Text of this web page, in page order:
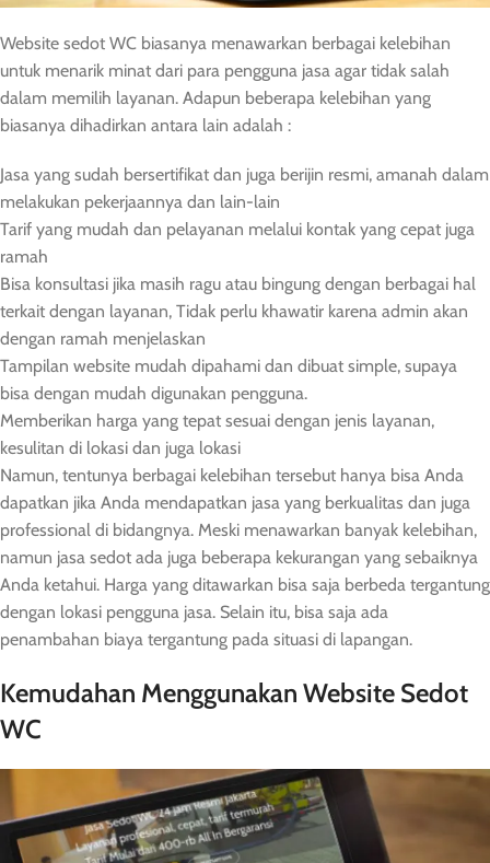
Website sedot WC biasanya menawarkan berbagai kelebihan
untuk menarik minat dari para pengguna jasa agar tidak salah
dalam memilih layanan. Adapun beberapa kelebihan yang
biasanya dihadirkan antara lain adalah :
Jasa yang sudah bersertifikat dan juga berijin resmi, amanah dalam
melakukan pekerjaannya dan lain-lain
Tarif yang mudah dan pelayanan melalui kontak yang cepat juga
ramah
Bisa konsultasi jika masih ragu atau bingung dengan berbagai hal
terkait dengan layanan, Tidak perlu khawatir karena admin akan
dengan ramah menjelaskan
Tampilan website mudah dipahami dan dibuat simple, supaya
bisa dengan mudah digunakan pengguna.
Memberikan harga yang tepat sesuai dengan jenis layanan,
kesulitan di lokasi dan juga lokasi
Namun, tentunya berbagai kelebihan tersebut hanya bisa Anda
dapatkan jika Anda mendapatkan jasa yang berkualitas dan juga
professional di bidangnya. Meski menawarkan banyak kelebihan,
namun jasa sedot ada juga beberapa kekurangan yang sebaiknya
Anda ketahui. Harga yang ditawarkan bisa saja berbeda tergantung
dengan lokasi pengguna jasa. Selain itu, bisa saja ada
penambahan biaya tergantung pada situasi di lapangan.
Kemudahan Menggunakan Website Sedot
WC